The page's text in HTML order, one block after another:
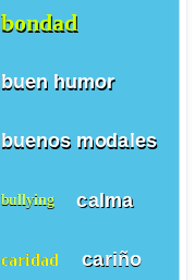
bondad
buen humor
buenos modales
bullying calma
caridad cariño